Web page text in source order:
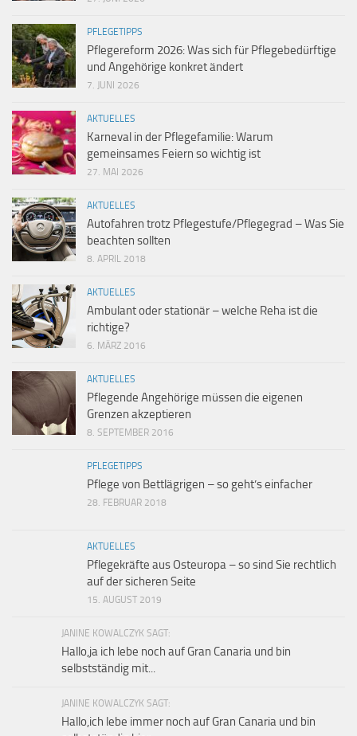
PFLEGETIPPS
Pflegereform 2026: Was sich für Pflegebedürftige
und Angehörige konkret ändert
7. JUNI 2026
AKTUELLES
Karneval in der Pflegefamilie: Warum
gemeinsames Feiern so wichtig ist
27. MAI 2026
AKTUELLES
Autofahren trotz Pflegestufe/Pflegegrad – Was Sie
beachten sollten
8. APRIL 2018
AKTUELLES
Ambulant oder stationär – welche Reha ist die
richtige?
6. MÄRZ 2016
AKTUELLES
Pflegende Angehörige müssen die eigenen
Grenzen akzeptieren
8. SEPTEMBER 2016
PFLEGETIPPS
Pflege von Bettlägrigen – so geht’s einfacher
28. FEBRUAR 2018
AKTUELLES
Pflegekräfte aus Osteuropa – so sind Sie rechtlich
auf der sicheren Seite
15. AUGUST 2019
JANINE KOWALCZYK SAGT:
Hallo,ja ich lebe noch auf Gran Canaria und bin
selbstständig mit...
JANINE KOWALCZYK SAGT:
Hallo,ich lebe immer noch auf Gran Canaria und bin